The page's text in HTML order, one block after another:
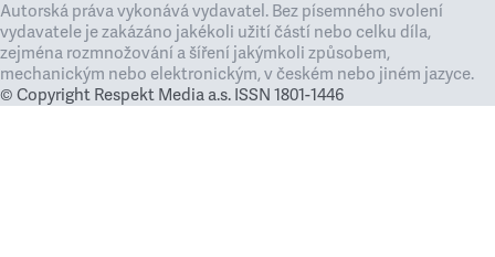
Autorská práva vykonává vydavatel. Bez písemného svolení
vydavatele je zakázáno jakékoli užití částí nebo celku díla,
zejména rozmnožování a šíření jakýmkoli způsobem,
mechanickým nebo elektronickým, v českém nebo jiném jazyce.
© Copyright Respekt Media a.s. ISSN 1801-1446